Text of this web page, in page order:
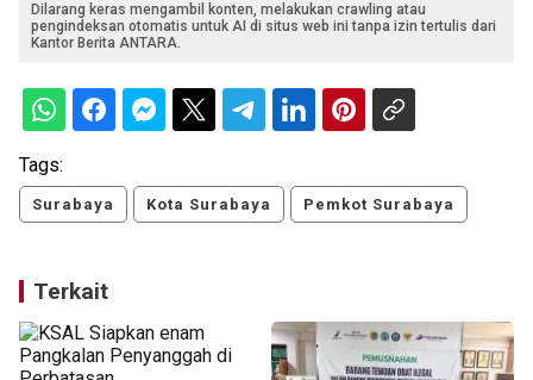
Dilarang keras mengambil konten, melakukan crawling atau
pengindeksan otomatis untuk AI di situs web ini tanpa izin tertulis dari
Kantor Berita ANTARA.
Tags:
Surabaya Kota Surabaya Pemkot Surabaya
Terkait